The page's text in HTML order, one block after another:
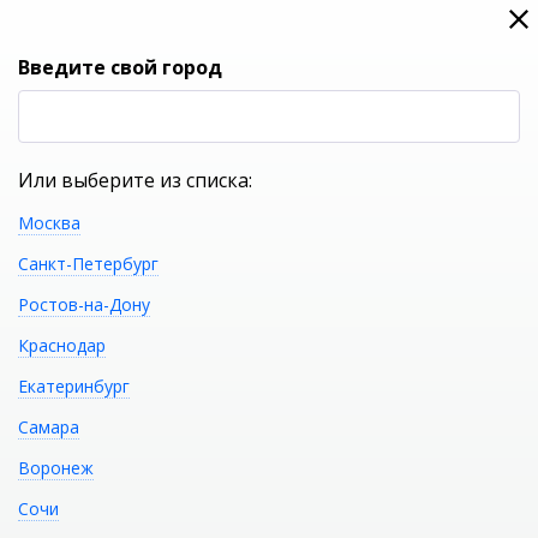
0
Писсуар, скрытый
подвод воды AM.PM Spirit 2.0
Введите свой город
Или выберите из списка:
Москва
Санкт-Петербург
Ростов-на-Дону
Краснодар
Екатеринбург
Самара
Воронеж
Сочи